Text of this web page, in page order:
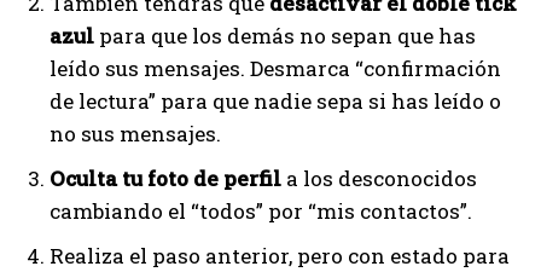
azul para que los demás no sepan que has
leído sus mensajes. Desmarca “confirmación
de lectura” para que nadie sepa si has leído o
no sus mensajes.
Oculta tu foto de perfil a los desconocidos
cambiando el “todos” por “mis contactos”.
Realiza el paso anterior, pero con estado para